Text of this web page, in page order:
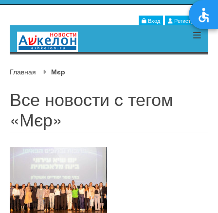
Вход Регистрация
Главная Мєр
Все новости c тегом
«Мєр»